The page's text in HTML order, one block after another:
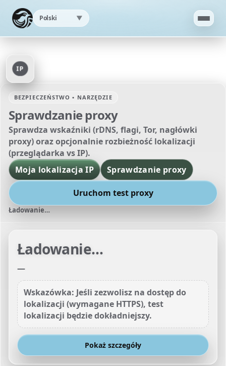
Polski ▼
Test prędkości
Moja lokalizacja IP
IP
BEZPIECZEŃSTWO • NARZĘDZIE
Sprawdzanie proxy
Sprawdza wskaźniki (rDNS, flagi, Tor, nagłówki
proxy) oraz opcjonalnie rozbieżność lokalizacji
(przeglądarka vs IP).
Moja lokalizacja IP
Sprawdzanie proxy
Uruchom test proxy
Ładowanie…
Ładowanie…
—
Wskazówka: Jeśli zezwolisz na dostęp do
lokalizacji (wymagane HTTPS), test
lokalizacji będzie dokładniejszy.
Pokaż szczegóły